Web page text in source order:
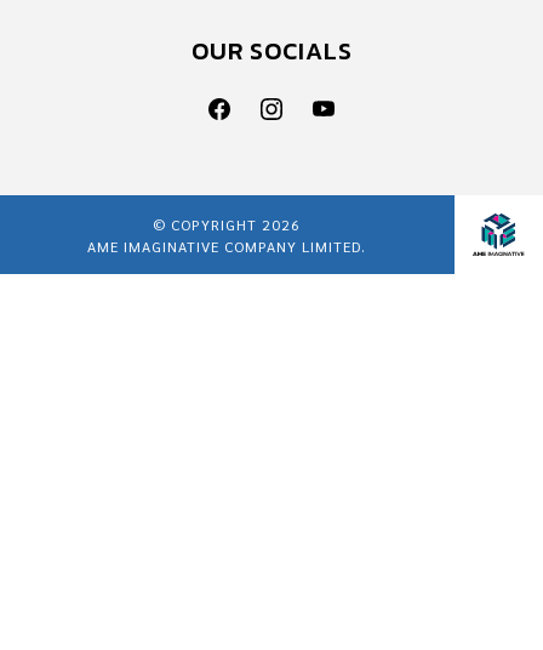
OUR SOCIALS
© COPYRIGHT 2026
AME IMAGINATIVE COMPANY LIMITED.